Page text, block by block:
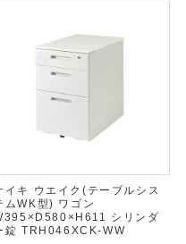
イキ ウエイク(テーブルシス
ムWK型) ワゴン
シリンダ
錠 TRH046XCK-WW